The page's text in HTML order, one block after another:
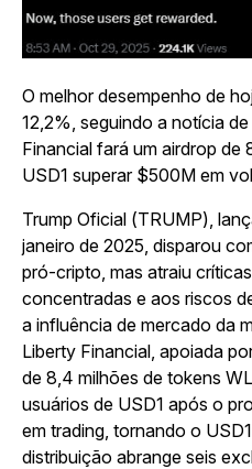
O melhor desempenho de
12,2%, seguindo a notícia
Financial fará um airdrop
USD1 superar $500M em
Trump Oficial (TRUMP),
janeiro de 2025, disparou
pró-cripto, mas atraiu
concentradas e aos riscos
a influência de mercado da
Liberty Financial, apoiada
de 8,4 milhões de tokens
usuários de USD1 após o
em trading, tornando o
distribuição abrange seis